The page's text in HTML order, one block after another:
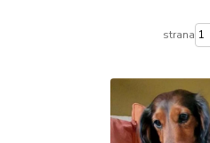
strana